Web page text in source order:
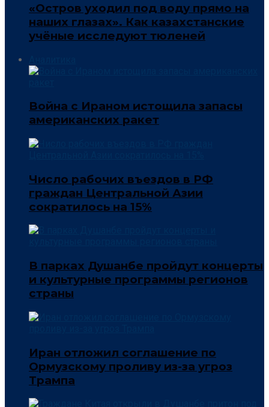
«Остров уходил под воду прямо на
наших глазах». Как казахстанские
учёные исследуют тюленей
Война с Ираном истощила запасы
американских ракет
Число рабочих въездов в РФ
граждан Центральной Азии
сократилось на 15%
В парках Душанбе пройдут концерты
и культурные программы регионов
страны
Иран отложил соглашение по
Ормузскому проливу из-за угроз
Трампа